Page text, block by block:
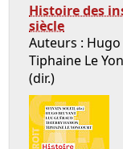
Histoire des
siècle
Auteurs :
Tiphaine Le
(dir.)